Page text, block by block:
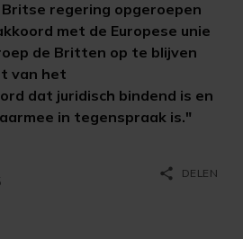
regering opgeroepen
met de Europese unie
de Britten op te blijven
van het
dat juridisch bindend is en
in tegenspraak is."
share DELEN